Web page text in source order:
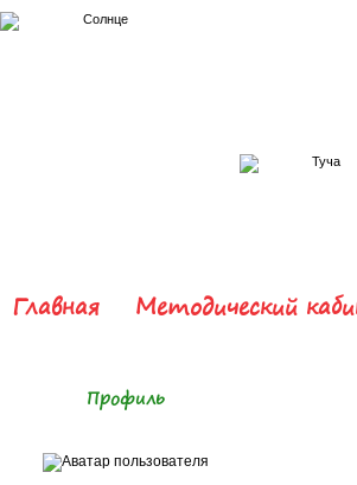
Главная Методический
Профиль